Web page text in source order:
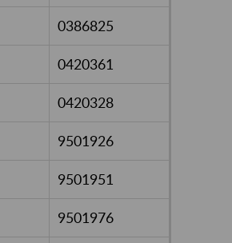
0386825
0420361
0420328
9501926
9501951
9501976